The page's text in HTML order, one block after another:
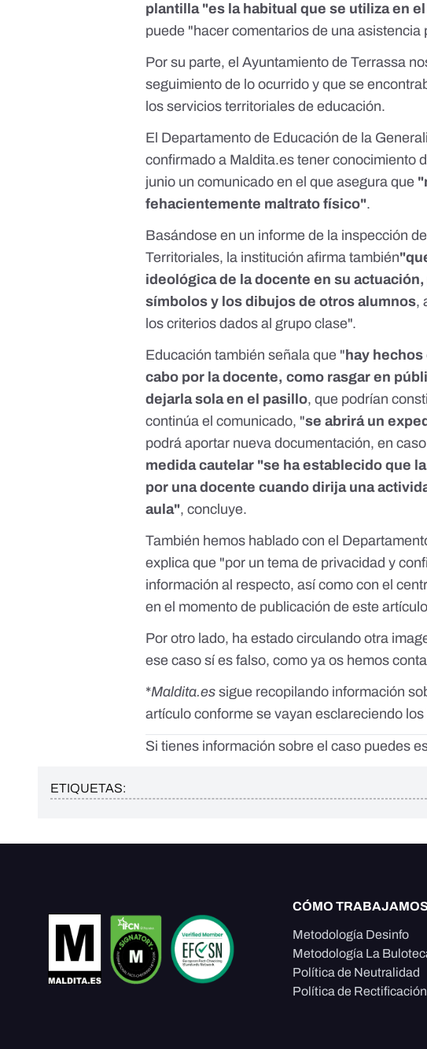
plantilla "es la habitual que se utiliza en
puede "hacer comentarios de una asistencia
Por su parte, el Ayuntamiento de Terrassa
seguimiento de lo ocurrido y que se
los servicios territoriales de educación.
El Departamento de Educación de la
confirmado a Maldita.es tener conocimiento
junio un comunicado en el que asegura que
fehacientemente maltrato físico".
Basándose en un informe de la inspección
Territoriales, la institución afirma también
ideológica de la docente en su
símbolos y los dibujos de otros alumnos,
los criterios dados al grupo clase".
Educación también señala que " hay
cabo por la docente, como rasgar en
dejarla sola en el pasillo, que podrían
continúa el comunicado, "se abrirá un
podrá aportar nueva documentación, en
medida cautelar "se ha establecido que
por una docente cuando dirija una
aula", concluye.
También hemos hablado con el
explica que "por un tema de privacidad y
información al respecto, así como con el
en el momento de publicación de este
Por otro lado, ha estado circulando otra
ese caso sí es falso, como ya os hemos
*Maldita.es sigue recopilando información
artículo conforme se vayan esclareciendo los
Si tienes información sobre el caso puedes
ETIQUETAS:
CÓMO
Metodología Desinfo
Metodología La
Política de Neutralidad
Política de Rectificación